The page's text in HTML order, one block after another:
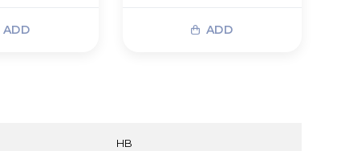
HB
ADD ADD